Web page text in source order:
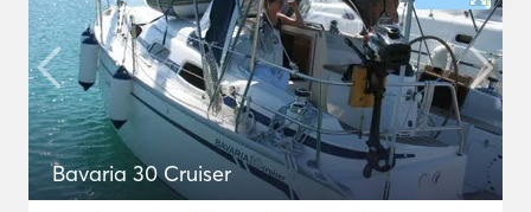
Bavaria 30 Cruiser